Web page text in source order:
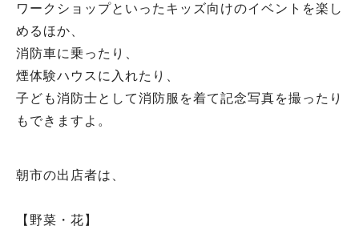
ワークショップといったキッズ向けのイベントを楽し
めるほか、
消防車に乗ったり、
煙体験ハウスに入れたり、
子ども消防士として消防服を着て記念写真を撮ったり
もできますよ。
朝市の出店者は、
【野菜・花】